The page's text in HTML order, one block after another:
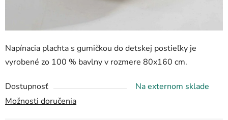
Napínacia plachta s gumičkou do detskej postieľky je
vyrobené zo 100 % bavlny v rozmere 80x160 cm.
Dostupnosť
Na externom sklade
Možnosti doručenia